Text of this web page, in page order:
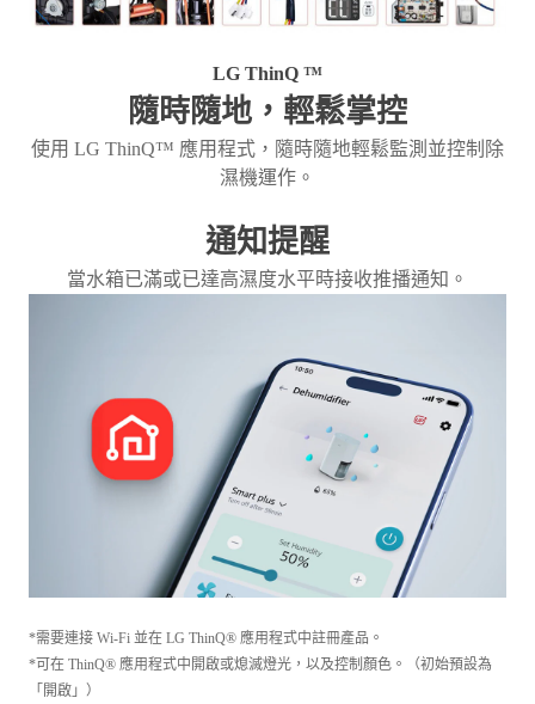
LG ThinQ ™
隨時隨地，輕鬆掌控
使用 LG ThinQ™ 應用程式，隨時隨地輕鬆監測並控制除
濕機運作。
通知提醒
當水箱已滿或已達高濕度水平時接收推播通知。
*需要連接 Wi-Fi 並在 LG ThinQ® 應用程式中註冊產品。
*可在 ThinQ® 應用程式中開啟或熄滅燈光，以及控制顏色。（初始預設為
「開啟」）